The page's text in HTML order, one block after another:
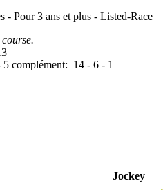
- Pour 3 ans et plus - Listed-Race
5 complément: 14 - 6 - 1
Jockey